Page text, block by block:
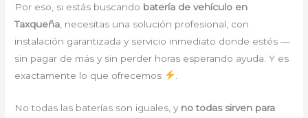
Por eso, si estás buscando batería de vehículo en
Taxqueña , necesitas una solución profesional, con
instalación garantizada y servicio inmediato donde estés —
sin pagar de más y sin perder horas esperando ayuda. Y es
exactamente lo que ofrecemos
No todas las baterías son iguales, y no todas sirven para